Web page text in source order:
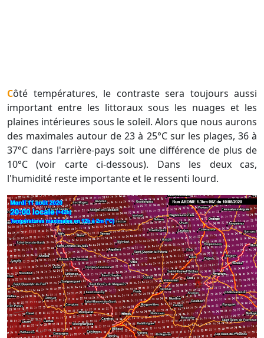
Côté températures, le contraste sera toujours aussi
important entre les littoraux sous les nuages et les
plaines intérieures sous le soleil. Alors que nous aurons
des maximales autour de 23 à 25°C sur les plages, 36 à
37°C dans l'arrière-pays soit une différence de plus de
10°C (voir carte ci-dessous). Dans les deux cas,
l'humidité reste importante et le ressenti lourd.